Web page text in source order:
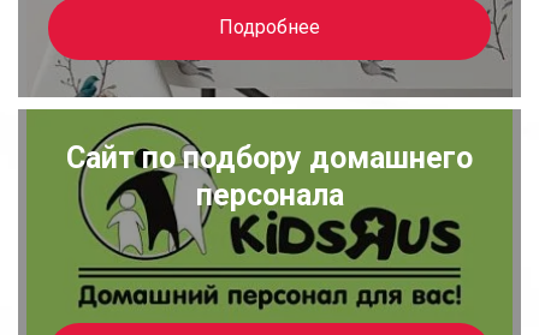
Подробнее
Сайт по подбору домашнего
персонала